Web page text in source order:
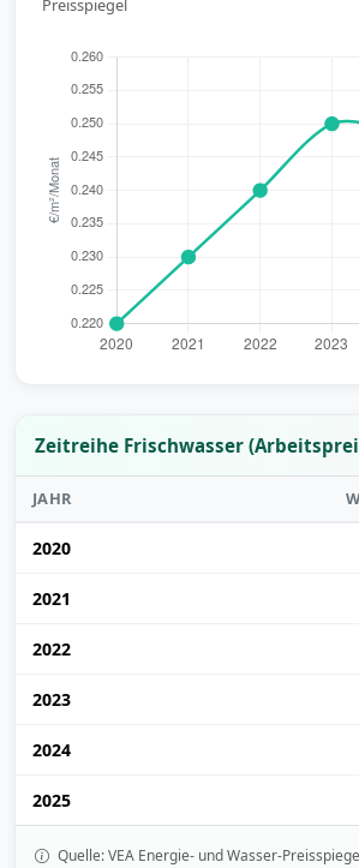
Preisspiegel
Zeitreihe Frischwasser
JAHR
2020
2021
2022
2023
2024
2025
Quelle: VEA Energie- und Wasser-